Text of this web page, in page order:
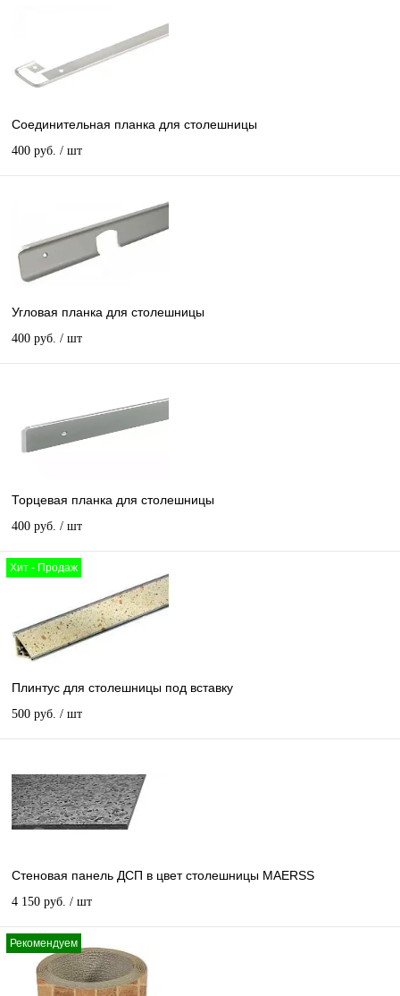
Соединительная планка для столешницы
400 руб. / шт
Угловая планка для столешницы
400 руб. / шт
Торцевая планка для столешницы
400 руб. / шт
Хит - Продаж
Плинтус для столешницы под вставку
500 руб. / шт
Стеновая панель ДСП в цвет столешницы MAERSS
4 150 руб. / шт
Рекомендуем